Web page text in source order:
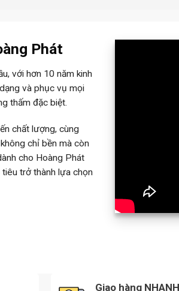
Phát
với hơn 10 năm kinh
và phục vụ mọi
thấm đặc biệt.
chất lượng, cùng
chỉ bền mà còn
cho Hoàng Phát
trở thành lựa chọn
Giao hàng NHANH